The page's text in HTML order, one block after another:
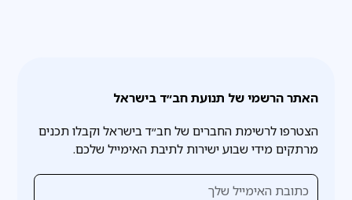
האתר הרשמי של תנועת חב״ד בישראל
הצטרפו לרשימת החברים של חב״ד בישראל וקבלו תכנים
מרתקים מידי שבוע ישירות לתיבת האימייל שלכם.